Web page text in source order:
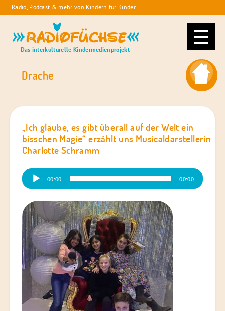
Skip
to
Radio, Podcast & mehr von Kindern für Kinder
Radiofüchse
Das interkulturelle Kindermedienprojekt
Drache
„Ich glaube, es gibt überall auf der Welt ein
bisschen Magie“ erzählt uns Musicaldarstellerin
Charlotte Schramm
Audio-
Player
00:00 00:00